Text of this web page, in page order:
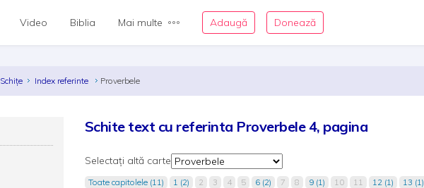
Video Biblia Mai multe Adaugă Donează
Schițe Index referinte Proverbele
Schite text cu referinta Proverbele 4, pagina
Selectați altă carte
Toate capitolele (11) 1 (2) 2 3 4 5 6 (2) 7 8 9 (1) 10 11 12 (1) 13 (1)